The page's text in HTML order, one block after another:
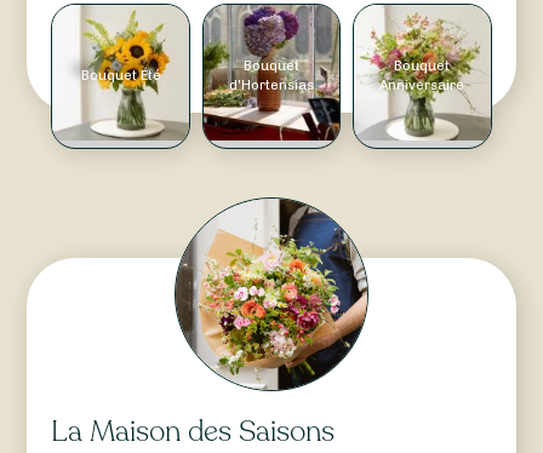
Bouquet Été
Bouquet
d'Hortensias
Bouquet
Anniversaire
La Maison des Saisons